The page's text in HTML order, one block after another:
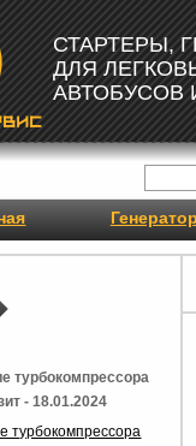
СТАРТЕРЫ,
ДЛЯ
АВТОБУСОВ
турбокомпрессора
- 18.01.2024
турбокомпрессора